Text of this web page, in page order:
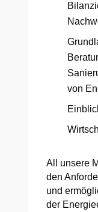
von
All unsere
den
und
der